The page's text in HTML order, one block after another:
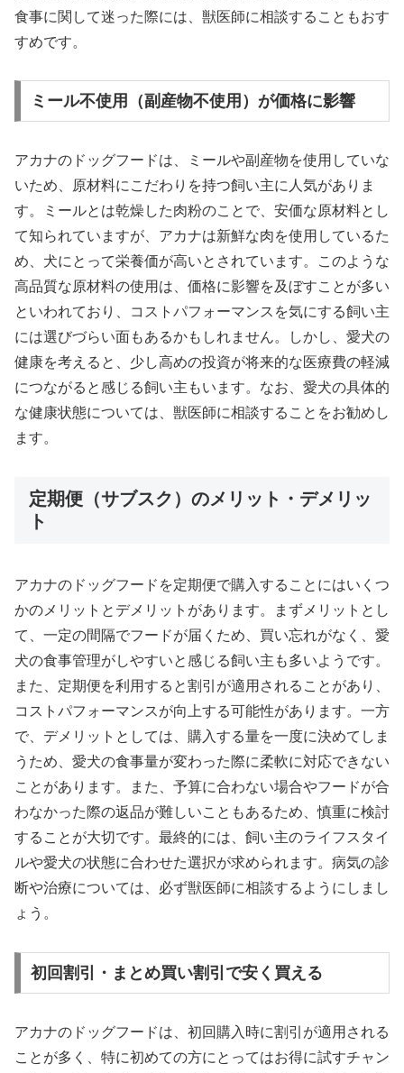
食事に関して迷った際には、獣医師に相談することもおす
すめです。
ミール不使用（副産物不使用）が価格に影響
アカナのドッグフードは、ミールや副産物を使用していな
いため、原材料にこだわりを持つ飼い主に人気がありま
す。ミールとは乾燥した肉粉のことで、安価な原材料とし
て知られていますが、アカナは新鮮な肉を使用しているた
め、犬にとって栄養価が高いとされています。このような
高品質な原材料の使用は、価格に影響を及ぼすことが多い
といわれており、コストパフォーマンスを気にする飼い主
には選びづらい面もあるかもしれません。しかし、愛犬の
健康を考えると、少し高めの投資が将来的な医療費の軽減
につながると感じる飼い主もいます。なお、愛犬の具体的
な健康状態については、獣医師に相談することをお勧めし
ます。
定期便（サブスク）のメリット・デメリッ
ト
アカナのドッグフードを定期便で購入することにはいくつ
かのメリットとデメリットがあります。まずメリットとし
て、一定の間隔でフードが届くため、買い忘れがなく、愛
犬の食事管理がしやすいと感じる飼い主も多いようです。
また、定期便を利用すると割引が適用されることがあり、
コストパフォーマンスが向上する可能性があります。一方
で、デメリットとしては、購入する量を一度に決めてしま
うため、愛犬の食事量が変わった際に柔軟に対応できない
ことがあります。また、予算に合わない場合やフードが合
わなかった際の返品が難しいこともあるため、慎重に検討
することが大切です。最終的には、飼い主のライフスタイ
ルや愛犬の状態に合わせた選択が求められます。病気の診
断や治療については、必ず獣医師に相談するようにしまし
ょう。
初回割引・まとめ買い割引で安く買える
アカナのドッグフードは、初回購入時に割引が適用される
ことが多く、特に初めての方にとってはお得に試すチャン